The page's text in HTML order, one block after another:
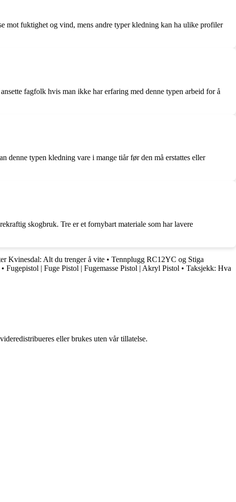
mot fuktighet og vind, mens andre typer kledning kan ha ulike profiler
fagfolk hvis man ikke har erfaring med denne typen arbeid for å
typen kledning vare i mange tiår før den må erstattes eller
skogbruk. Tre er et fornybart materiale som har lavere
Kvinesdal: Alt du trenger å vite • Tennplugg RC12YC og Stiga
• Fugepistol | Fuge Pistol | Fugemasse Pistol | Akryl Pistol • Taksjekk: Hva
eller brukes uten vår tillatelse.